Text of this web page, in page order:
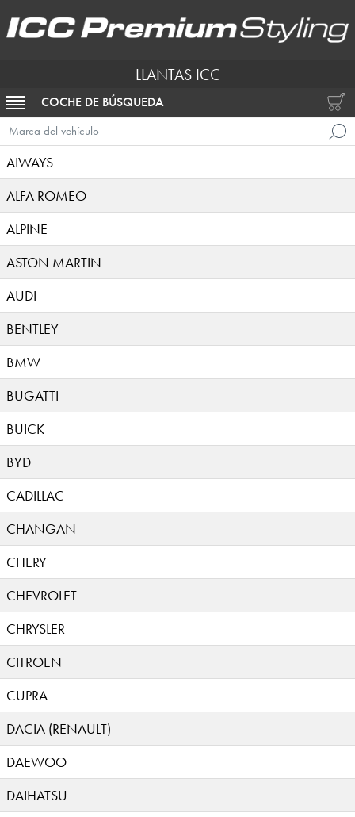
LLANTAS ICC
ACTIVAR NAVEGACIÓN
COCHE DE BÚSQUEDA
Marca del vehículo
AIWAYS
ALFA ROMEO
ALPINE
ASTON MARTIN
AUDI
BENTLEY
BMW
BUGATTI
BUICK
BYD
CADILLAC
CHANGAN
CHERY
CHEVROLET
CHRYSLER
CITROEN
CUPRA
DACIA (RENAULT)
DAEWOO
DAIHATSU